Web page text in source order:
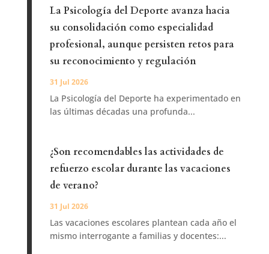
La Psicología del Deporte avanza hacia
su consolidación como especialidad
profesional, aunque persisten retos para
su reconocimiento y regulación
31 Jul 2026
La Psicología del Deporte ha experimentado en
las últimas décadas una profunda...
¿Son recomendables las actividades de
refuerzo escolar durante las vacaciones
de verano?
31 Jul 2026
Las vacaciones escolares plantean cada año el
mismo interrogante a familias y docentes:...